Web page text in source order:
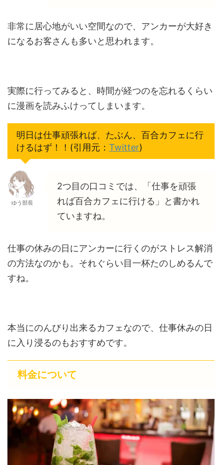
非常に居心地がいい空間なので、アンカーが大好き
になるお客さんも多いと思われます。
実際に行ってみると、時間が経つのを忘れるくらい
に漫画を読みふけってしまいます。
明日は仕事頑張れば、たぶん、百合カフェに行
けるはず！！(引用元： Twitter)
ゆう部長
2つ目の口コミでは、「仕事を頑張
れば百合カフェに行ける」と書かれ
ていますね。
仕事の休みの日にアンカーに行くのがストレス解消
の方法なのかも。それぐらい目一杯たのしめるんで
すね。
本当にのんびり出来るカフェなので、仕事休みの日
に入り浸るのもおすすめです。
料金について